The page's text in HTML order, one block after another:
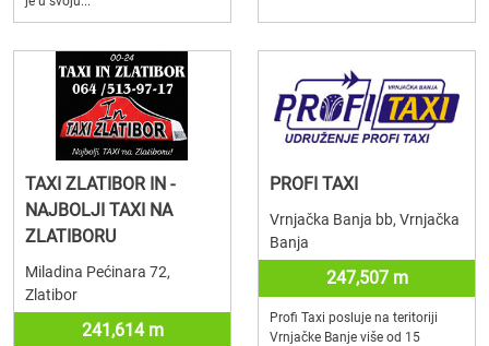
TAXI ZLATIBOR IN -
NAJBOLJI TAXI NA
ZLATIBORU
Miladina Pećinara 72,
Zlatibor
241,614 m
PROFI TAXI
Vrnjačka Banja bb, Vrnjačka
Banja
247,507 m
Profi Taxi posluje na teritoriji
Vrnjačke Banje više od 15